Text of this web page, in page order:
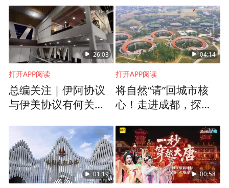
26:03
打开APP阅读
总编关注｜伊阿协议
与伊美协议有何关
04:14
打开APP阅读
将自然“请”回城市核
心！走进成都，探寻
01:19 00:58